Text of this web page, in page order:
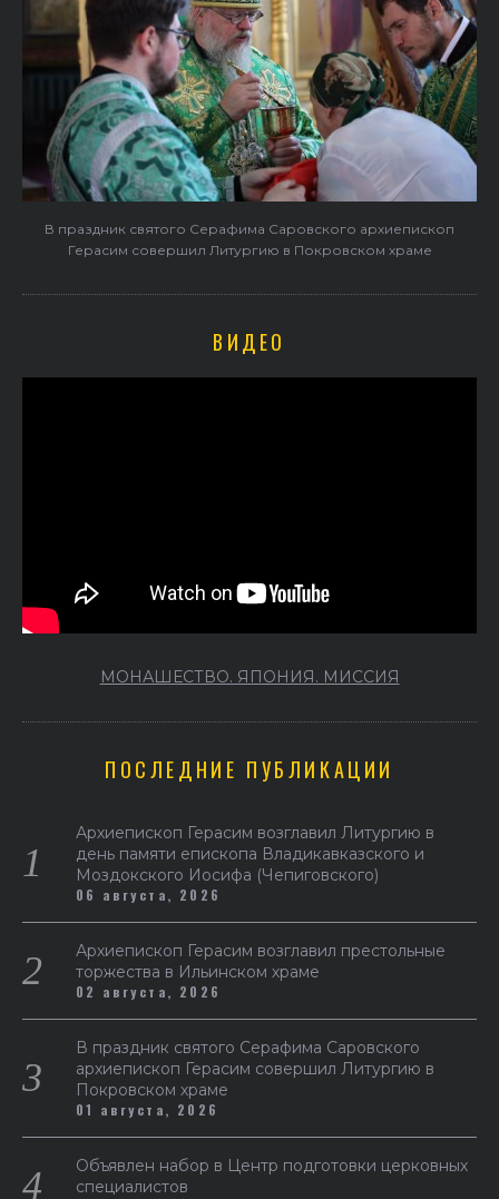
В праздник святого Серафима Саровского архиепископ
Герасим совершил Литургию в Покровском храме
ВИДЕО
МОНАШЕСТВО. ЯПОНИЯ. МИССИЯ
ПОСЛЕДНИЕ ПУБЛИКАЦИИ
Архиепископ Герасим возглавил Литургию в
день памяти епископа Владикавказского и
Моздокского Иосифа (Чепиговского)
06 августа, 2026
Архиепископ Герасим возглавил престольные
торжества в Ильинском храме
02 августа, 2026
В праздник святого Серафима Саровского
архиепископ Герасим совершил Литургию в
Покровском храме
01 августа, 2026
Объявлен набор в Центр подготовки церковных
специалистов